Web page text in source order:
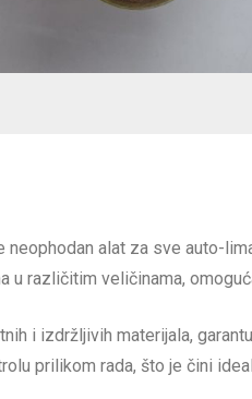
neophodan alat za sve auto-
u različitim veličinama,
i izdržljivih materijala,
prilikom rada, što je čini